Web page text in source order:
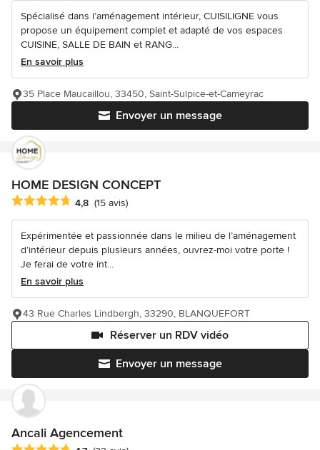
Spécialisé dans l’aménagement intérieur, CUISILIGNE vous
propose un équipement complet et adapté de vos espaces
CUISINE, SALLE DE BAIN et RANG...
En savoir plus
Envoyer un message
35 Place Maucaillou, 33450, Saint-Sulpice-et-Cameyrac
HOME DESIGN CONCEPT
Note moyenne : 4.8 étoiles sur 5
4,8 (15 avis)
Expérimentée et passionnée dans le milieu de l’aménagement
d’intérieur depuis plusieurs années, ouvrez-moi votre porte !
Je ferai de votre int...
En savoir plus
Envoyer un message
Réserver un RDV vidéo
43 Rue Charles Lindbergh, 33290, BLANQUEFORT
Ancali Agencement